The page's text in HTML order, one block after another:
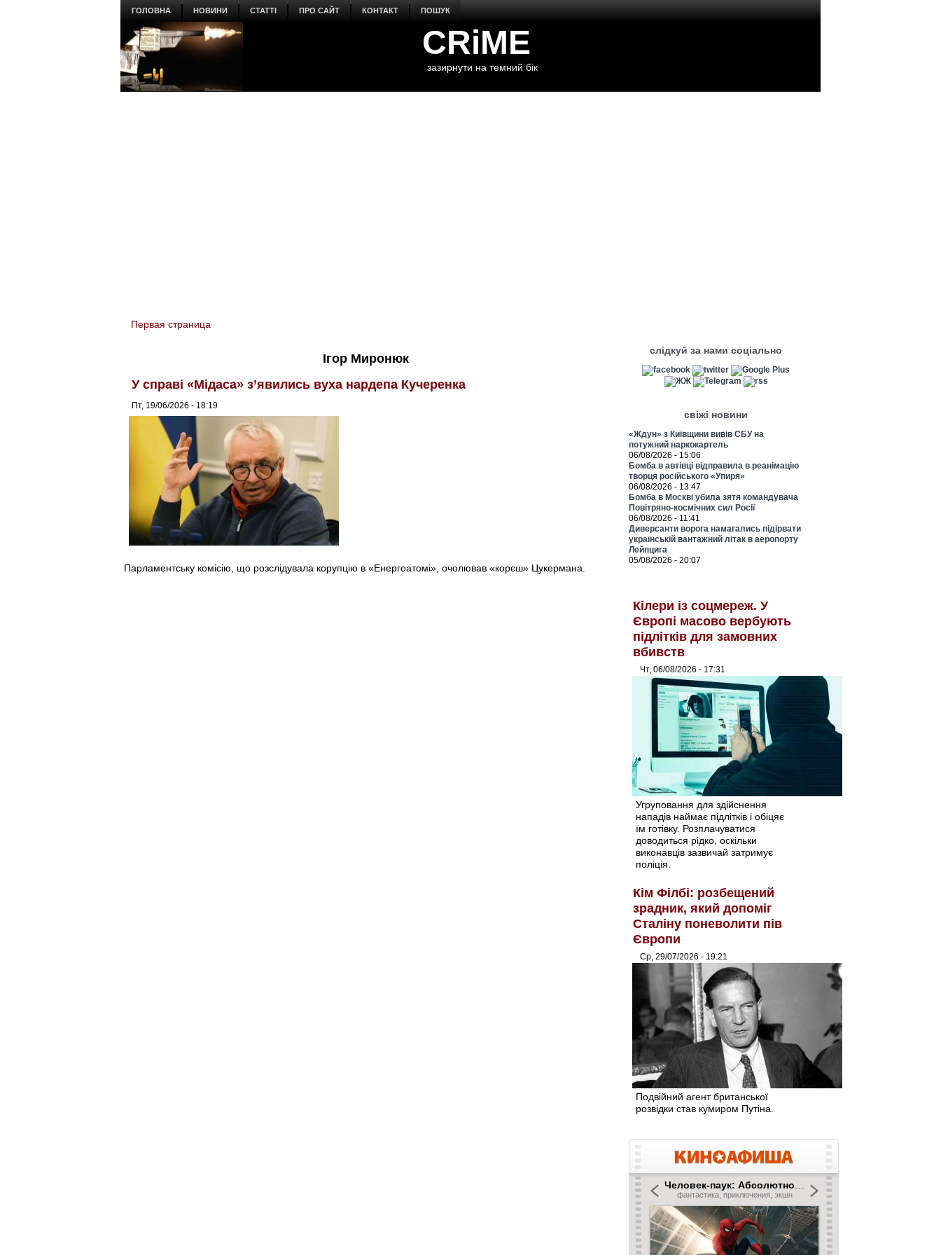
ГОЛОВНА НОВИНИ СТАТТІ ПРО САЙТ КОНТАКТ ПОШУК
CRiME
зазирнути на темний бік
You are here
Первая страница
Ігор Миронюк
У справі «Мідаса» з’явились вуха нардепа Кучеренка
Пт, 19/06/2026 - 18:19
Парламентську комісію, що розслідувала корупцію в «Енергоатомі», очолював «корєш» Цукермана.
слідкуй за нами соціально
свіжі новини
«Ждун» з Київщини вивів СБУ на
потужний наркокартель
06/08/2026 - 15:06
Бомба в автівці відправила в реанімацію
творця російського «Упиря»
06/08/2026 - 13:47
Бомба в Москві убила зятя командувача
Повітряно-космічних сил Росії
06/08/2026 - 11:41
Диверсанти ворога намагались підірвати
українській вантажний літак в аеропорту
Лейпцига
05/08/2026 - 20:07
Кілери із соцмереж. У
Європі масово вербують
підлітків для замовних
вбивств
Чт, 06/08/2026 - 17:31
Угруповання для здійснення
нападів наймає підлітків і обіцяє
їм готівку. Розплачуватися
доводиться рідко, оскільки
виконавців зазвичай затримує
поліція.
Кім Філбі: розбещений
зрадник, який допоміг
Сталіну поневолити пів
Європи
Ср, 29/07/2026 - 19:21
Подвійний агент британської
розвідки став кумиром Путіна.